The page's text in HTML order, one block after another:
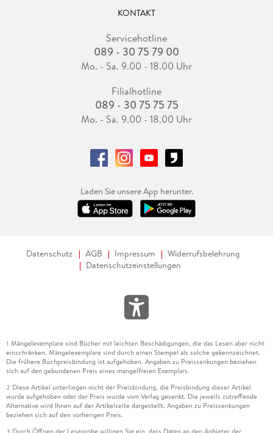
KONTAKT
Servicehotline
089 - 30 75 79 00
Mo. - Sa. 9.00 - 18.00 Uhr
Filialhotline
089 - 30 75 75 75
Mo. - Sa. 9.00 - 18.00 Uhr
Laden Sie unsere App herunter.
Datenschutz AGB Impressum
Widerrufsbelehrung
Datenschutzeinstellungen
1 Mängelexemplare sind Bücher mit leichten Beschädigungen, die das Lesen aber nicht
einschränken. Mängelexemplare sind durch einen Stempel als solche gekennzeichnet.
Die frühere Buchpreisbindung ist aufgehoben. Angaben zu Preissenkungen beziehen
sich auf den gebundenen Preis eines mangelfreien Exemplars.
2 Diese Artikel unterliegen nicht der Preisbindung, die Preisbindung dieser Artikel
wurde aufgehoben oder der Preis wurde vom Verlag gesenkt. Die jeweils zutreffende
Alternative wird Ihnen auf der Artikelseite dargestellt. Angaben zu Preissenkungen
beziehen sich auf den vorherigen Preis.